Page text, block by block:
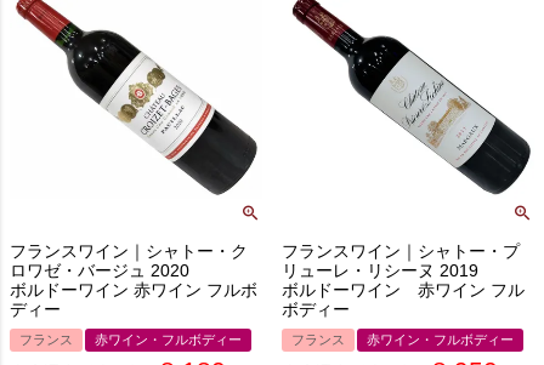
フランスワイン｜シャトー・ク
ロワゼ・バージュ 2020
ボルドーワイン 赤ワイン フルボ
ディー
フランス 赤ワイン・フルボディー
フランスワイン｜シャトー・プ
リューレ・リシーヌ 2019
ボルドーワイン 赤ワイン フル
ボディー
フランス 赤ワイン・フルボディー